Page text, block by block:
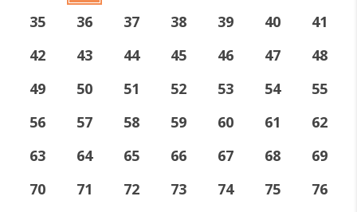
35
36 37 38 39 40
41
42
43 44 45 46 47
48
49
50 51 52 53 54
55
56
57 58 59 60 61
62
63
64 65 66 67 68
69
70
71 72 73 74 75
76